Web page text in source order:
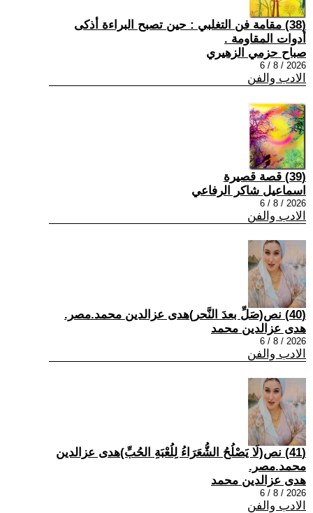
(38) مقامة فن التغلبي : حين تصبح البراءة أذكى
أدوات المقاومة .
صباح حزمي الزهيري
2026 / 8 / 6
الادب والفن
(39) قصة قصيرة
اسماعيل شاكر الرفاعي
2026 / 8 / 6
الادب والفن
(40) نص(صَلِّ بعدَ النَّحر)هدى عزالدين محمد.مصر.
هدى عزالدين محمد
2026 / 8 / 6
الادب والفن
(41) نص(لَا يَصْلُحُ الشُّعَرَاءُ لِلُعْبَةِ الحُبِّ)هدى عزالدين
محمد.مصر.
هدى عزالدين محمد
2026 / 8 / 6
الادب والفن